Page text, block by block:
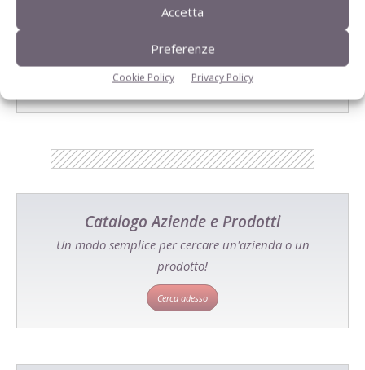
Accetta
Preferenze
Cookie Policy Privacy Policy
Tecniche, prodotti e servizi dalle aziende
Catalogo Aziende e Prodotti
Un modo semplice per cercare un'azienda o un
prodotto!
Cerca adesso